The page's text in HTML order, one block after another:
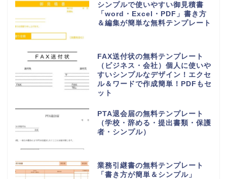
シンプルで使いやすい御見積書
「word・Excel・PDF」書き方
＆編集が簡単な無料テンプレート
FAX送付状の無料テンプレート
（ビジネス・会社）個人に使いや
すいシンプルなデザイン！エクセ
ル＆ワードで作成簡単！PDFもセ
ット
PTA退会届の無料テンプレート
（学校・辞める・提出書類・保護
者・シンプル）
業務引継書の無料テンプレート
「書き方が簡単＆シンプル」